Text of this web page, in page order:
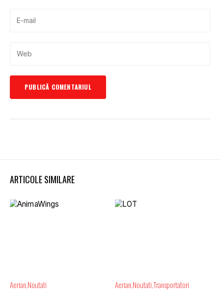
ARTICOLE SIMILARE
Aerian Noutati Aerian NoutatiTransportatori